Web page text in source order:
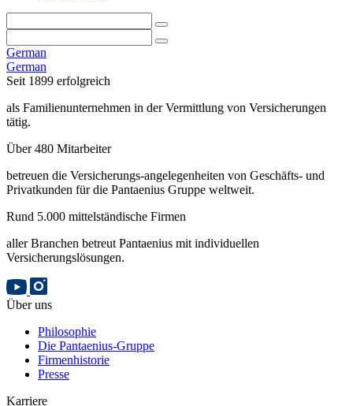
German
German
Seit 1899 erfolgreich
als Familienunternehmen in der Vermittlung von Versicherungen
tätig.
Über 480 Mitarbeiter
betreuen die Versicherungs-angelegenheiten von Geschäfts- und
Privatkunden für die Pantaenius Gruppe weltweit.
Rund 5.000 mittelständische Firmen
aller Branchen betreut Pantaenius mit individuellen
Versicherungslösungen.
Über uns
Philosophie
Die Pantaenius-Gruppe
Firmenhistorie
Presse
Karriere